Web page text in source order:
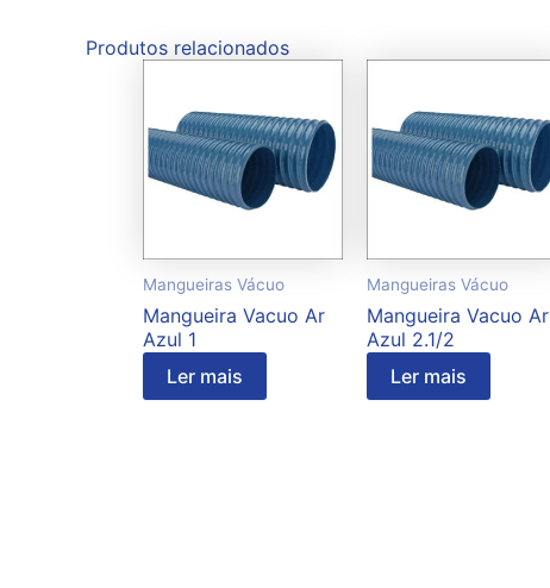
Produtos relacionados
Mangueiras Vácuo
Mangueira Vacuo Ar
Azul 1
Ler mais
Mangueiras Vácuo
Mangueira Vacuo Ar
Azul 2.1/2
Ler mais